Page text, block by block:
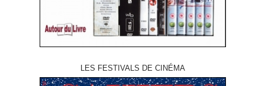
LES FESTIVALS DE CINÉMA